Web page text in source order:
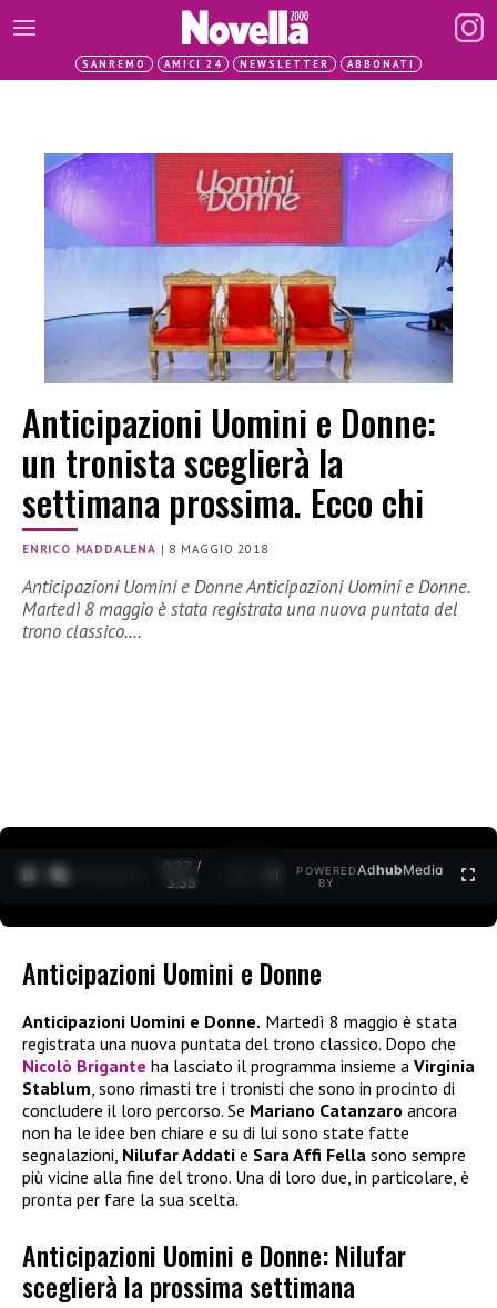
SANREMO AMICI 24 NEWSLETTER ABBONATI
Anticipazioni Uomini e Donne:
un tronista sceglierà la
settimana prossima. Ecco chi
ENRICO MADDALENA | 8 MAGGIO 2018
Anticipazioni Uomini e Donne Anticipazioni Uomini e Donne.
Martedì 8 maggio è stata registrata una nuova puntata del
trono classico.…
0:27 /
3:35
POWERED
BY
AdhubMedia
Anticipazioni Uomini e Donne
Anticipazioni Uomini e Donne. Martedì 8 maggio è stata
registrata una nuova puntata del trono classico. Dopo che
Nicolò Brigante ha lasciato il programma insieme a Virginia
Stablum , sono rimasti tre i tronisti che sono in procinto di
concludere il loro percorso. Se Mariano Catanzaro ancora
non ha le idee ben chiare e su di lui sono state fatte
segnalazioni, Nilufar Addati e Sara Affi Fella sono sempre
più vicine alla fine del trono. Una di loro due, in particolare, è
pronta per fare la sua scelta.
Anticipazioni Uomini e Donne: Nilufar
sceglierà la prossima settimana